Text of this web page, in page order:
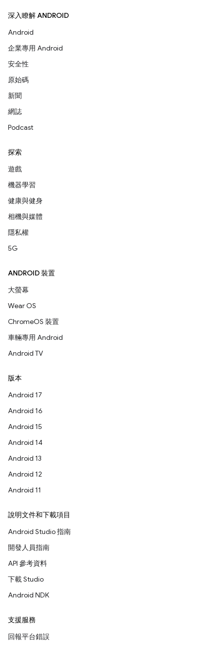
深入瞭解 ANDROID
Android
企業專用 Android
安全性
原始碼
新聞
網誌
Podcast
探索
遊戲
機器學習
健康與健身
相機與媒體
隱私權
5G
ANDROID 裝置
大螢幕
Wear OS
ChromeOS 裝置
車輛專用 Android
Android TV
版本
Android 17
Android 16
Android 15
Android 14
Android 13
Android 12
Android 11
說明文件和下載項目
Android Studio 指南
開發人員指南
API 參考資料
下載 Studio
Android NDK
支援服務
回報平台錯誤